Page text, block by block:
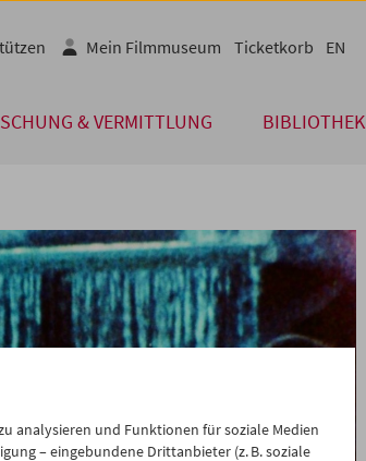
& VERMITTLUNG BIBLIOTHEK
Mein Filmmuseum Ticketkorb EN
analysieren und Funktionen für soziale Medien
– eingebundene Drittanbieter (z. B. soziale